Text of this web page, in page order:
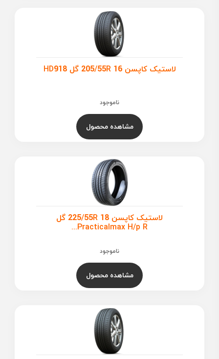
لاستیک کاپسن 205/55R 16 گل HD918
ناموجود
مشاهده محصول
لاستیک کاپسن 225/55R 18 گل
Practicalmax H/p R...
ناموجود
مشاهده محصول